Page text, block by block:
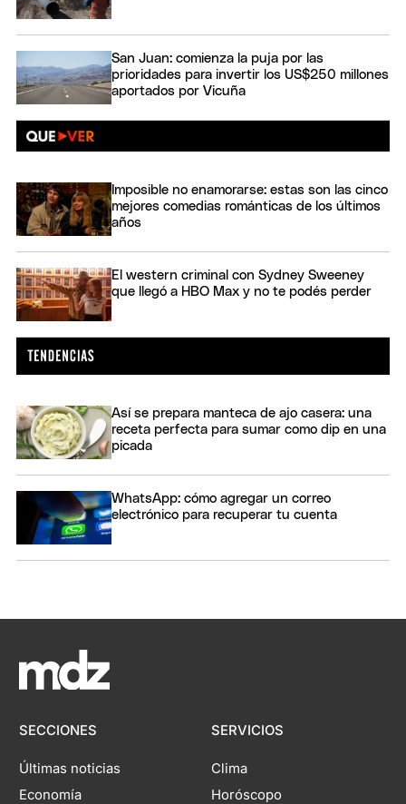
San Juan: comienza la puja por las
prioridades para invertir los US$250 millones
aportados por Vicuña
Imposible no enamorarse: estas son las cinco
mejores comedias románticas de los últimos
años
El western criminal con Sydney Sweeney
que llegó a HBO Max y no te podés perder
Así se prepara manteca de ajo casera: una
receta perfecta para sumar como dip en una
picada
WhatsApp: cómo agregar un correo
electrónico para recuperar tu cuenta
SECCIONES
Últimas noticias
Economía
SERVICIOS
Clima
Horóscopo